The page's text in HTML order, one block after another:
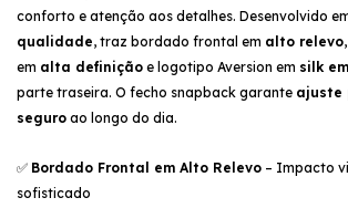
conforto e atenção aos detalhes. Desenvolvido
qualidade, traz bordado frontal em alto relevo
em alta definição e logotipo Aversion em silk
parte traseira. O fecho snapback garante ajuste
seguro ao longo do dia.
✅ Bordado Frontal em Alto Relevo – Impacto
sofisticado